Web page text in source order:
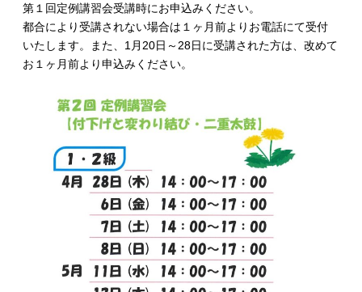
第１回定例講習会受講時にお申込みください。
都合により受講されない場合は１ヶ月前よりお電話にて受付
いたします。また、1月20日～28日に受講された方は、改めて
お１ヶ月前より申込みください。